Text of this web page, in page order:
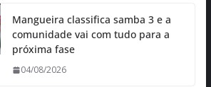
Mangueira classifica samba 3 e a
comunidade vai com tudo para a
próxima fase
04/08/2026